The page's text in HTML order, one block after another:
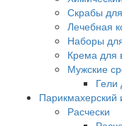
Скрабы
Лечебная
Наборы
Крема для
Мужские
Гели
Парикмахерский
Расчески